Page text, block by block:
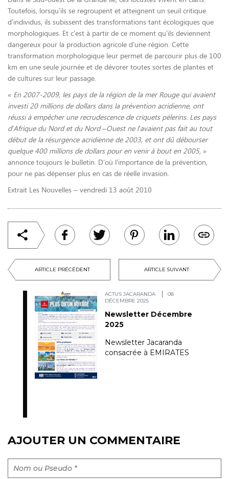
ARTICLE PRÉCÉDENT ARTICLE SUIVANT
ACTUS JACARANDA
08
DÉCEMBRE 2025
Newsletter Décembre
2025
Newsletter Jacaranda
consacrée à EMIRATES
Toutefois, lorsqu’ils se regroupent et atteignent un seuil critique
d’individus, ils subissent des transformations tant écologiques que
morphologiques. Et c’est à partir de ce moment qu’ils deviennent
dangereux pour la production agricole d’une région. Cette
transformation morphologique leur permet de parcourir plus de 100
km en une seule journée et de dévorer toutes sortes de plantes et
de cultures sur leur passage.
« En 2007-2009, les pays de la région de la mer Rouge qui avaient
investi 20 millions de dollars dans la prévention acridienne, ont
réussi à empêcher une recrudescence de criquets pèlerins. Les pays
d’Afrique du Nord et du Nord –Ouest ne l’avaient pas fait au tout
début de la résurgence acridienne de 2003, et ont dû débourser
quelque 400 millions de dollars pour en venir à bout en 2005, »
annonce toujours le bulletin. D’où l’importance de la prévention,
pour ne pas dépenser plus en cas de réelle invasion.
Extrait Les Nouvelles – vendredi 13 août 2010
AJOUTER UN COMMENTAIRE